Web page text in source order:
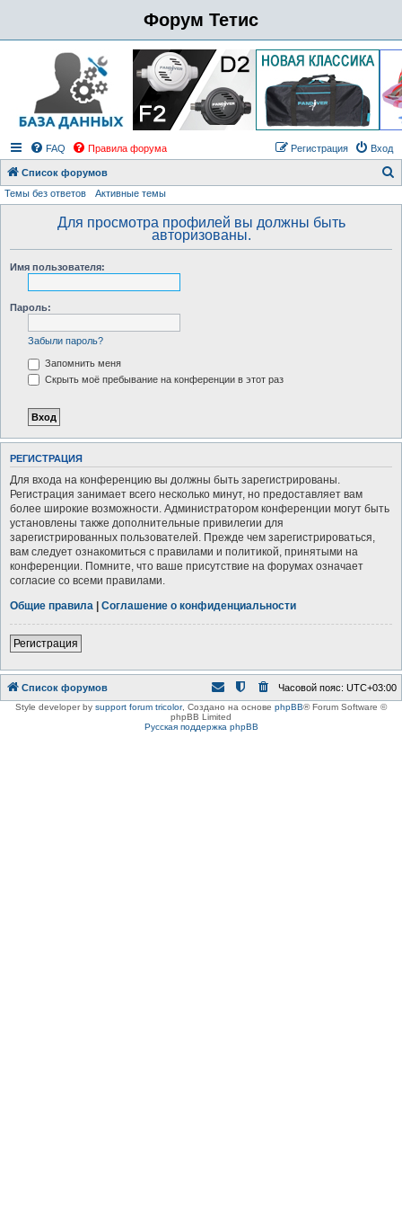
Форум Тетис
FAQ Правила форума Вход
Регистрация
Список форумов
Темы без ответов Активные темы
Для просмотра профилей вы должны быть
авторизованы.
Имя пользователя:
Пароль:
Забыли пароль?
Запомнить меня
Скрыть моё пребывание на конференции в этот раз
РЕГИСТРАЦИЯ
Для входа на конференцию вы должны быть зарегистрированы.
Регистрация занимает всего несколько минут, но предоставляет вам
более широкие возможности. Администратором конференции могут быть
установлены также дополнительные привилегии для
зарегистрированных пользователей. Прежде чем зарегистрироваться,
вам следует ознакомиться с правилами и политикой, принятыми на
конференции. Помните, что ваше присутствие на форумах означает
согласие со всеми правилами.
Общие правила | Соглашение о конфиденциальности
Регистрация
Список форумов Часовой пояс: UTC+03:00
Style developer by support forum tricolor, Создано на основе phpBB® Forum Software ©
phpBB Limited
Русская поддержка phpBB